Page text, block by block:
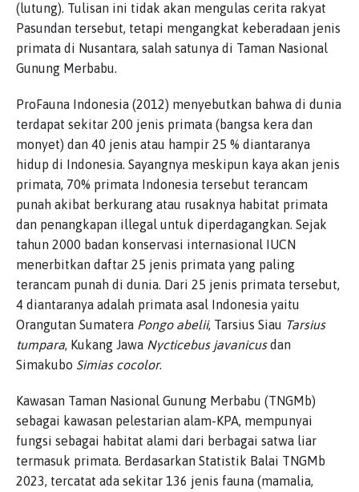
(lutung). Tulisan ini tidak akan mengulas cerita rakyat
Pasundan tersebut, tetapi mengangkat keberadaan jenis
primata di Nusantara, salah satunya di Taman Nasional
Gunung Merbabu.
ProFauna Indonesia (2012) menyebutkan bahwa di dunia
terdapat sekitar 200 jenis primata (bangsa kera dan
monyet) dan 40 jenis atau hampir 25 % diantaranya
hidup di Indonesia. Sayangnya meskipun kaya akan jenis
primata, 70% primata Indonesia tersebut terancam
punah akibat berkurang atau rusaknya habitat primata
dan penangkapan illegal untuk diperdagangkan. Sejak
tahun 2000 badan konservasi internasional IUCN
menerbitkan daftar 25 jenis primata yang paling
terancam punah di dunia. Dari 25 jenis primata tersebut,
4 diantaranya adalah primata asal Indonesia yaitu
Orangutan Sumatera Pongo abelii, Tarsius Siau Tarsius
tumpara, Kukang Jawa Nycticebus javanicusdan
Simakubo Simias cocolor.
Kawasan Taman Nasional Gunung Merbabu (TNGMb)
sebagai kawasan pelestarian alam-KPA, mempunyai
fungsi sebagai habitat alami dari berbagai satwa liar
termasuk primata. Berdasarkan Statistik Balai TNGMb
2023, tercatat ada sekitar 136 jenis fauna (mamalia,